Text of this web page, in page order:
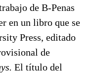
de B-Penas
en un libro que se
Press, editado
de
El título del